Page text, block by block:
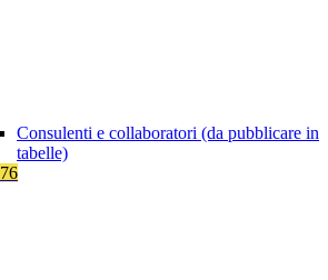
Consulenti e collaboratori (da pubblicare in
tabelle)
76